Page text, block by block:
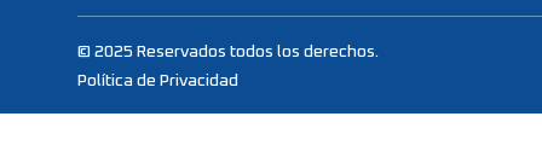
© 2025 Reservados todos los derechos.
Política de Privacidad